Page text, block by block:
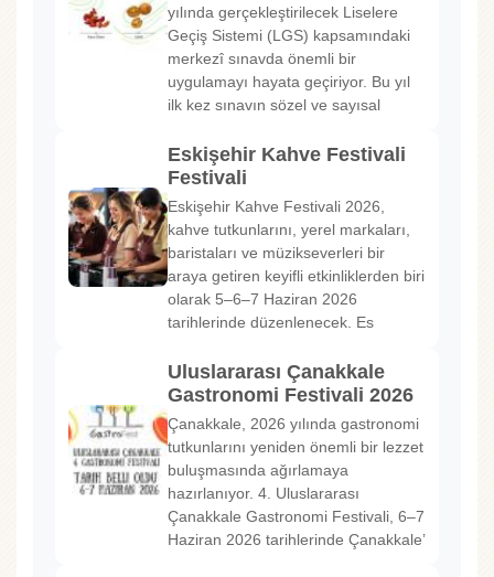
yılında gerçekleştirilecek Liselere
Geçiş Sistemi (LGS) kapsamındaki
merkezî sınavda önemli bir
uygulamayı hayata geçiriyor. Bu yıl
ilk kez sınavın sözel ve sayısal
Eskişehir Kahve Festivali
Festivali
Eskişehir Kahve Festivali 2026,
kahve tutkunlarını, yerel markaları,
baristaları ve müzikseverleri bir
araya getiren keyifli etkinliklerden biri
olarak 5–6–7 Haziran 2026
tarihlerinde düzenlenecek. Es
Uluslararası Çanakkale
Gastronomi Festivali 2026
Çanakkale, 2026 yılında gastronomi
tutkunlarını yeniden önemli bir lezzet
buluşmasında ağırlamaya
hazırlanıyor. 4. Uluslararası
Çanakkale Gastronomi Festivali, 6–7
Haziran 2026 tarihlerinde Çanakkale’